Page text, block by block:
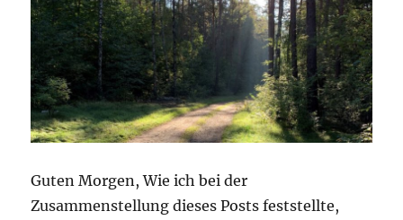
Guten Morgen, Wie ich bei der
Zusammenstellung dieses Posts feststellte,